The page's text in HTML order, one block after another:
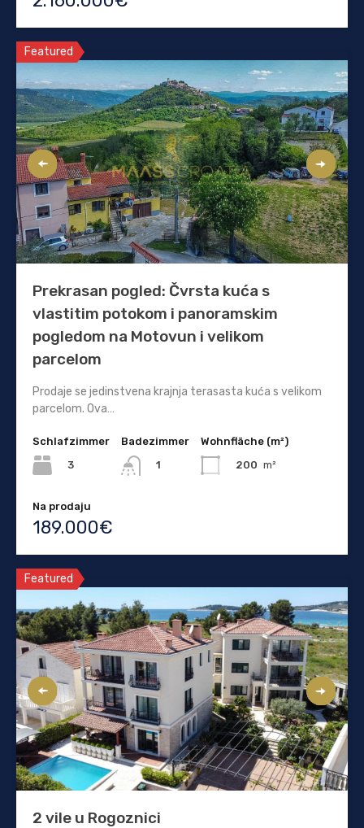
Featured
Prekrasan pogled: Čvrsta kuća s
vlastitim potokom i panoramskim
pogledom na Motovun i velikom
parcelom
Prodaje se jedinstvena krajnja terasasta kuća s velikom
parcelom. Ova…
Schlafzimmer
3
Badezimmer
1
Wohnfläche (m²)
200 m²
Na prodaju
189.000€
Featured
2 vile u Rogoznici